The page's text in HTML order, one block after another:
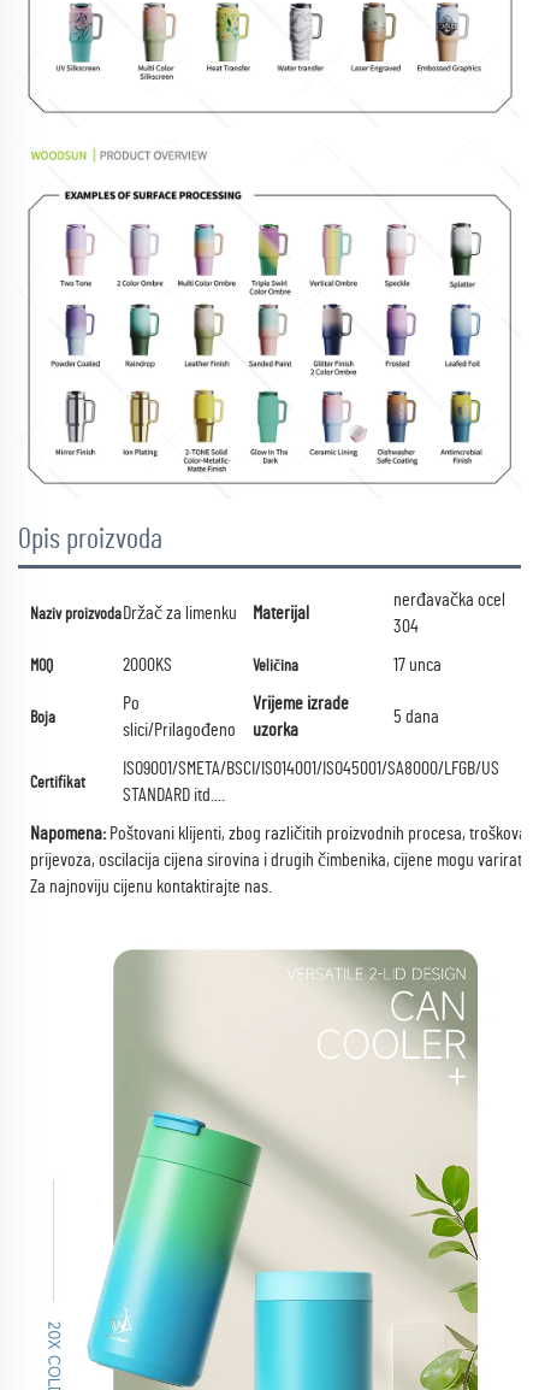
Opis proizvoda
Naziv proizvoda Držač za limenku Materijal
nerđavačka ocel
304
MOQ 2000KS Veličina 17 unca
Boja
Po
slici/Prilagođeno
Vrijeme izrade
uzorka
5 dana
Certifikat
ISO9001/SMETA/BSCI/ISO14001/ISO45001/SA8000/LFGB/US
STANDARD itd....
Napomena: Poštovani klijenti, zbog različitih proizvodnih procesa, troškova
prijevoza, oscilacija cijena sirovina i drugih čimbenika, cijene mogu varirati.
Za najnoviju cijenu kontaktirajte nas.